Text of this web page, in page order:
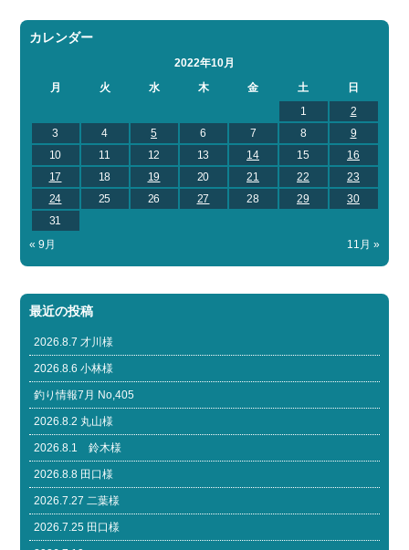
カレンダー
2022年10月
月
火 水 木 金 土
日
1
2
3
4 5 6 7 8
9
10
11 12 13 14 15
16
17
18 19 20 21 22
23
24
25 26 27 28 29
30
31
« 9月
11月 »
最近の投稿
2026.8.7 才川様
2026.8.6 小林様
釣り情報7月 No,405
2026.8.2 丸山様
2026.8.1 鈴木様
2026.8.8 田口様
2026.7.27 二葉様
2026.7.25 田口様